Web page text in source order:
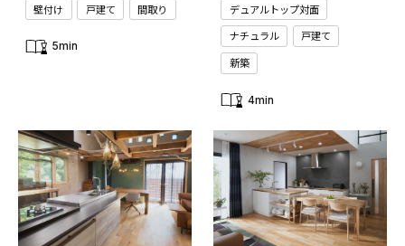
壁付け
戸建て 間取り
5min
デュアルトップ対面
ナチュラル
戸建て
新築
4min